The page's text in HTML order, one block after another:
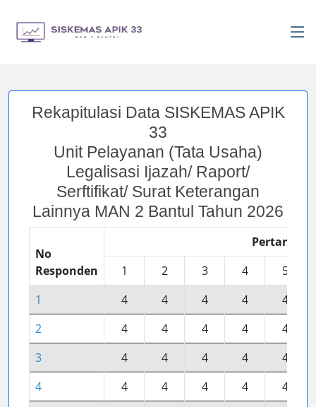
Rekapitulasi Data SISKEMAS APIK
33
Unit Pelayanan (Tata Usaha)
Legalisasi Ijazah/ Raport/
Serftifikat/ Surat Keterangan
Lainnya MAN 2 Bantul Tahun 2026
No
Responden
1
2 3 4
5
1
4 4 4 4
4
2
4 4 4 4
4
3
4 4 4 4
4
4
4 4 4 4
4